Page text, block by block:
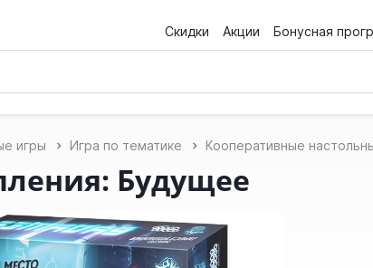
Скидки Акции Бонусная
игры Игра по тематике Кооперативные
Будущее